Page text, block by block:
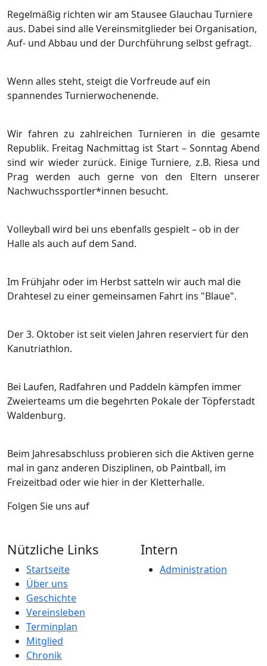
Regelmäßig richten wir am Stausee Glauchau Turniere
aus. Dabei sind alle Vereinsmitglieder bei Organisation,
Auf- und Abbau und der Durchführung selbst gefragt.
Wenn alles steht, steigt die Vorfreude auf ein
spannendes Turnierwochenende.
Wir fahren zu zahlreichen Turnieren in die gesamte
Republik. Freitag Nachmittag ist Start – Sonntag Abend
sind wir wieder zurück. Einige Turniere, z.B. Riesa und
Prag werden auch gerne von den Eltern unserer
Nachwuchssportler*innen besucht.
Volleyball wird bei uns ebenfalls gespielt – ob in der
Halle als auch auf dem Sand.
Im Frühjahr oder im Herbst satteln wir auch mal die
Drahtesel zu einer gemeinsamen Fahrt ins "Blaue".
Der 3. Oktober ist seit vielen Jahren reserviert für den
Kanutriathlon.
Bei Laufen, Radfahren und Paddeln kämpfen immer
Zweierteams um die begehrten Pokale der Töpferstadt
Waldenburg.
Beim Jahresabschluss probieren sich die Aktiven gerne
mal in ganz anderen Disziplinen, ob Paintball, im
Freizeitbad oder wie hier in der Kletterhalle.
Folgen Sie uns auf
Nützliche Links
Startseite
Über uns
Geschichte
Vereinsleben
Terminplan
Mitglied
Chronik
Intern
Administration